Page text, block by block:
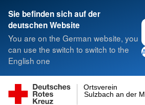
Sie befinden sich auf der
deutschen Website
You are on the German website, you
can use the switch to switch to the
English one
Sulzbach an der
Ortsverein